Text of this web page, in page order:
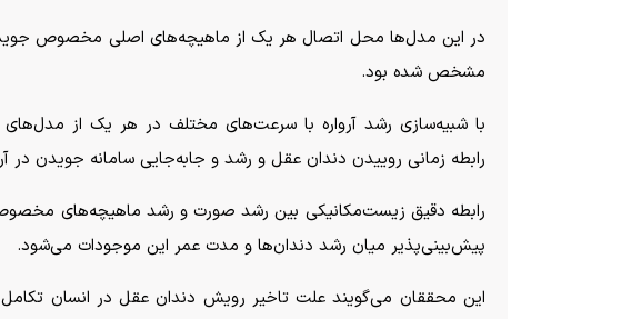
در این مدل‌ها محل اتصال هر یک از ماهیچه‌های اصلی مخصوص
مشخص شده بود.
با شبیه‌سازی رشد آرواره با سرعت‌های مختلف در هر یک از
رابطه زمانی روییدن دندان عقل و رشد و جابه‌جایی سامانه جویدن در
رابطه دقیق زیست‌مکانیکی بین رشد صورت و رشد ماهیچه‌های
پیش‌بینی‌پذیر میان رشد دندان‌ها و مدت عمر این موجودات می‌شود.
این محققان می‌گویند علت تاخیر رویش دندان عقل در انسان